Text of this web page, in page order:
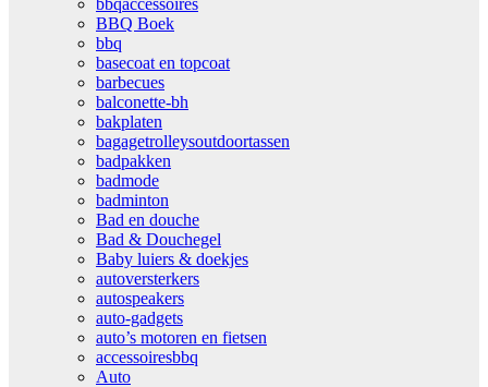
bbqaccessoires
BBQ Boek
bbq
basecoat en topcoat
barbecues
balconette-bh
bakplaten
bagagetrolleysoutdoortassen
badpakken
badmode
badminton
Bad en douche
Bad & Douchegel
Baby luiers & doekjes
autoversterkers
autospeakers
auto-gadgets
auto’s motoren en fietsen
accessoiresbbq
Auto